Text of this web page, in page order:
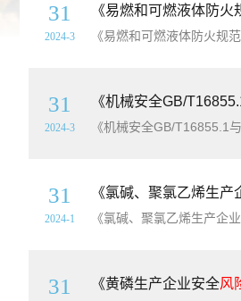
31
2024-3
《易燃和可燃液体防火规范》（SY/T6344-2017）【全文附高清无水印
31
2024-3
《机械安全GB/T16855.1与GB/T15706的关系》（GB/T35081-
31
2024-1
《氯碱、聚氯乙烯生产企
《氯碱、聚氯乙烯生产企
31 《黄磷生产企业安全风